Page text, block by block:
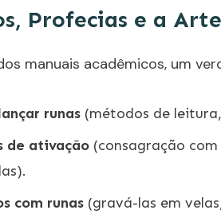
Profecias e a
manuais acadêmicos, um
runas (métodos de
de ativação (consagração
com runas (gravá-las em